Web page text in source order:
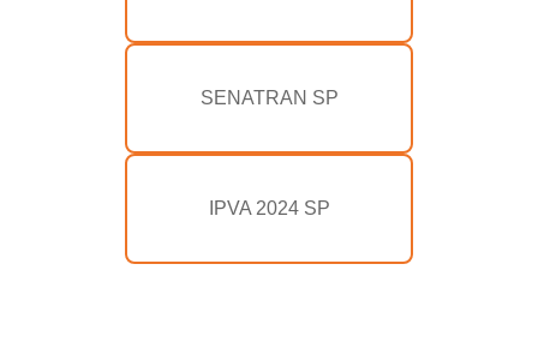
SENATRAN SP
IPVA 2024 SP